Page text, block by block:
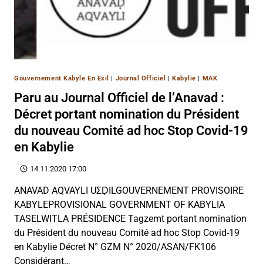
Gouvernement Kabyle En Exil Journal Officiel Kabylie MAK
Paru au Journal Officiel de l’Anavad :
Décret portant nomination du Président
du nouveau Comité ad hoc Stop Covid-19
en Kabylie
14.11.2020 17:00
ANAVAD AQVAYLI UΣḌILGOUVERNEMENT PROVISOIRE
KABYLEPROVISIONAL GOVERNMENT OF KABYLIA
TASELWITLA PRÉSIDENCE Tagzemt portant nomination
du Président du nouveau Comité ad hoc Stop Covid-19
en Kabylie Décret N° GZM N° 2020/ASAN/FK106
Considérant…